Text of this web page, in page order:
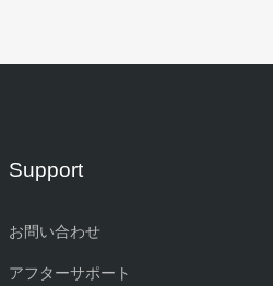
Support
お問い合わせ
アフターサポート